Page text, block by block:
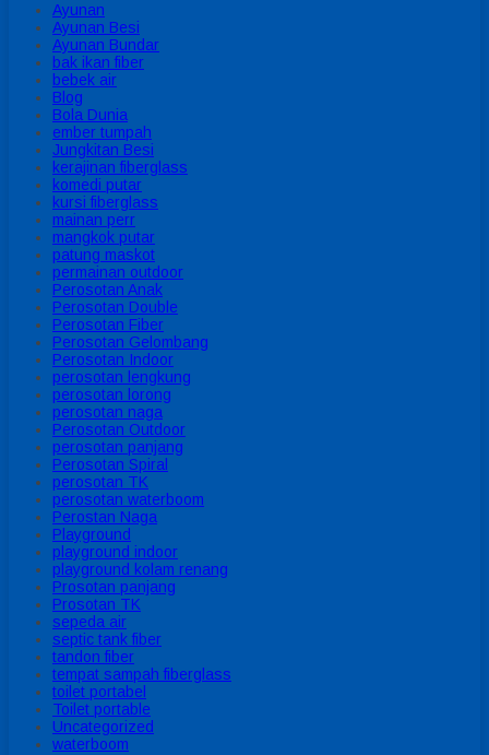
Ayunan
Ayunan Besi
Ayunan Bundar
bak ikan fiber
bebek air
Blog
Bola Dunia
ember tumpah
Jungkitan Besi
kerajinan fiberglass
komedi putar
kursi fiberglass
mainan perr
mangkok putar
patung maskot
permainan outdoor
Perosotan Anak
Perosotan Double
Perosotan Fiber
Perosotan Gelombang
Perosotan Indoor
perosotan lengkung
perosotan lorong
perosotan naga
Perosotan Outdoor
perosotan panjang
Perosotan Spiral
perosotan TK
perosotan waterboom
Perostan Naga
Playground
playground indoor
playground kolam renang
Prosotan panjang
Prosotan TK
sepeda air
septic tank fiber
tandon fiber
tempat sampah fiberglass
toilet portabel
Toilet portable
Uncategorized
waterboom